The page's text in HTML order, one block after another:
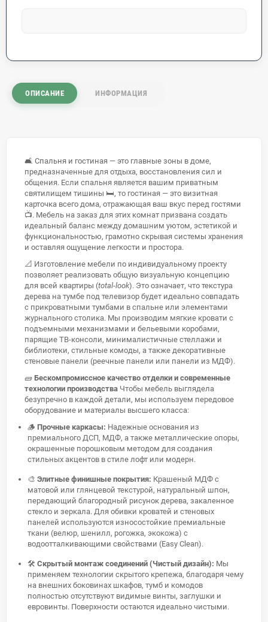
системы push-to-open, скрытые петли, невидимые
Персонализируйте гостиную или спальню с помощью
уникальных изделий, идеально дополняющих ваш
ОПИСАНИЕ ИНФОРМАЦИЯ
🛋️ Спальня и гостиная — это главные зоны в доме,
предназначенные для отдыха, восстановления сил и
общения. Если спальня является вашим приватным
святилищем тишины 🛏️, то гостиная — это визитная
карточка всего дома, отражающая ваш вкус перед гостями
📺. Мебель на заказ для этих комнат призвана создать
идеальный баланс между домашним уютом, эстетикой и
функциональностью, грамотно скрывая системы хранения
и оставляя ощущение легкости и простора.
📐 Изготовление мебели по индивидуальному проекту
позволяет реализовать общую визуальную концепцию
для всей квартиры (total-look). Это означает, что текстура
дерева на тумбе под телевизор будет идеально совпадать
с прикроватными тумбами в спальне или элементами
журнального столика. Мы производим мягкие кровати с
подъемными механизмами и бельевыми коробами,
парящие ТВ-консоли, минималистичные стеллажи и
библиотеки, стильные комоды, а также декоративные
стеновые панели (реечные панели или панели из МДФ).
🧱 Бескомпромиссное качество отделки и современные
технологии производства Чтобы мебель выглядела
безупречно в каждой детали, мы используем передовое
оборудование и материалы высшего класса:
🪵 Прочные каркасы: Надежные основания из
премиального ДСП, МДФ, а также металлические опоры,
окрашенные порошковым методом для создания
стильных акцентов в стиле лофт или модерн.
🎨 Элитные финишные покрытия: Крашеный МДФ с
матовой или глянцевой текстурой, натуральный шпон,
передающий благородный рисунок дерева, закаленное
стекло и зеркала. Для обивки кроватей и стеновых
панелей используются износостойкие премиальные
ткани (велюр, шенилл, рогожка, экокожа) с
водоотталкивающими свойствами (Easy Clean).
🛠️ Скрытый монтаж соединений (Чистый дизайн): Мы
применяем технологии скрытого крепежа, благодаря чему
на внешних боковинах шкафов, тумб и комодов
полностью отсутствуют видимые винты, заглушки и
евровинты. Поверхности остаются идеально чистыми.